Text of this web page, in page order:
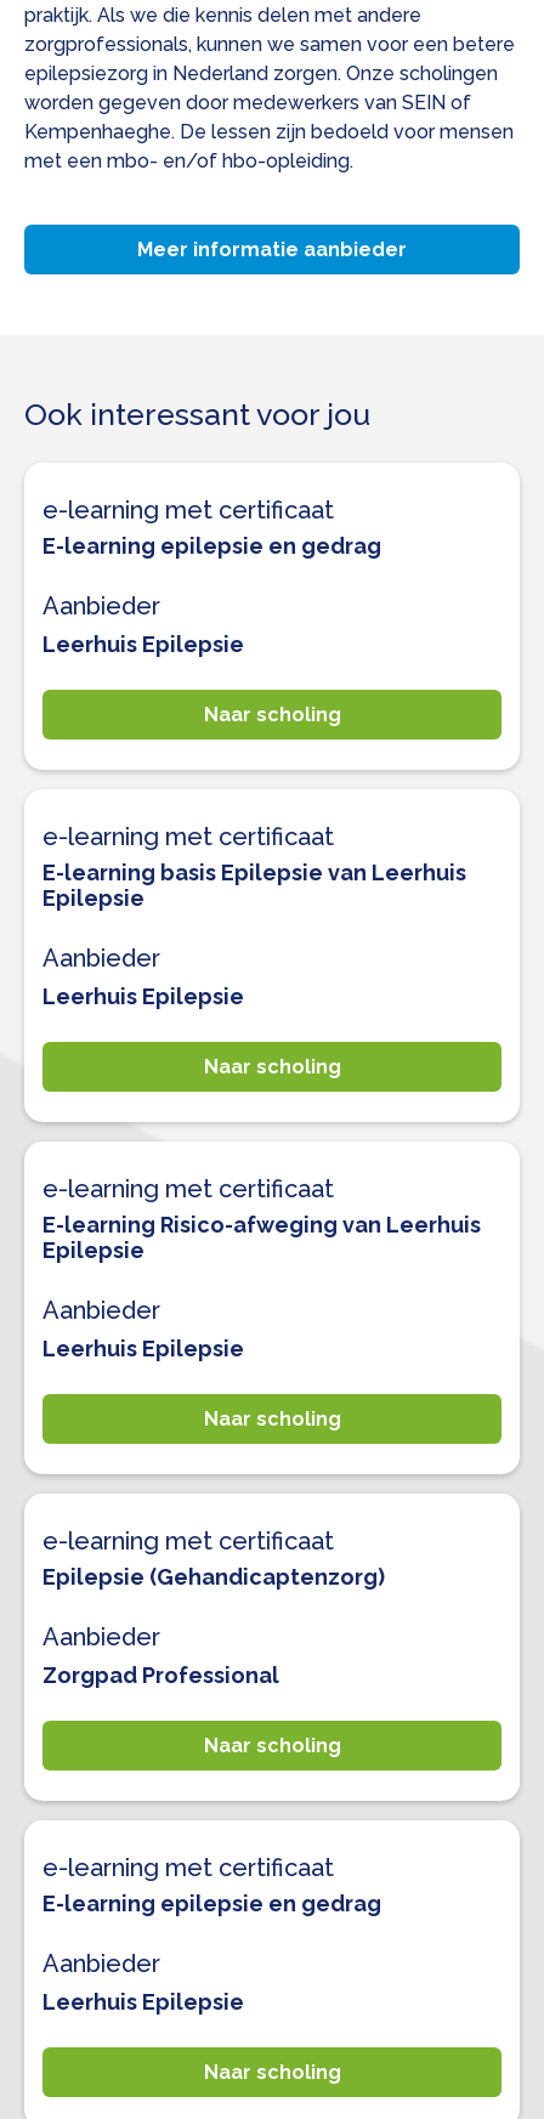
praktijk. Als we die kennis delen met andere
zorgprofessionals, kunnen we samen voor een betere
epilepsiezorg in Nederland zorgen. Onze scholingen
worden gegeven door medewerkers van SEIN of
Kempenhaeghe. De lessen zijn bedoeld voor mensen
met een mbo- en/of hbo-opleiding.
Meer informatie aanbieder
Ook interessant voor jou
e-learning met certificaat
E-learning epilepsie en gedrag
Aanbieder
Leerhuis Epilepsie
Naar scholing
e-learning met certificaat
E-learning basis Epilepsie van Leerhuis
Epilepsie
Aanbieder
Leerhuis Epilepsie
Naar scholing
e-learning met certificaat
E-learning Risico-afweging van Leerhuis
Epilepsie
Aanbieder
Leerhuis Epilepsie
Naar scholing
e-learning met certificaat
Epilepsie (Gehandicaptenzorg)
Aanbieder
Zorgpad Professional
Naar scholing
e-learning met certificaat
E-learning epilepsie en gedrag
Aanbieder
Leerhuis Epilepsie
Naar scholing